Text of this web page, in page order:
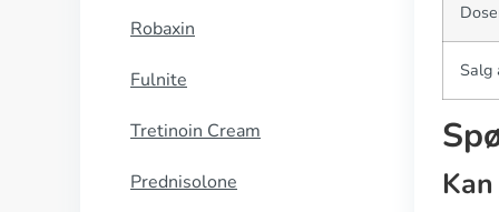
Robaxin
Fulnite
Tretinoin Cream
Prednisolone
Salg